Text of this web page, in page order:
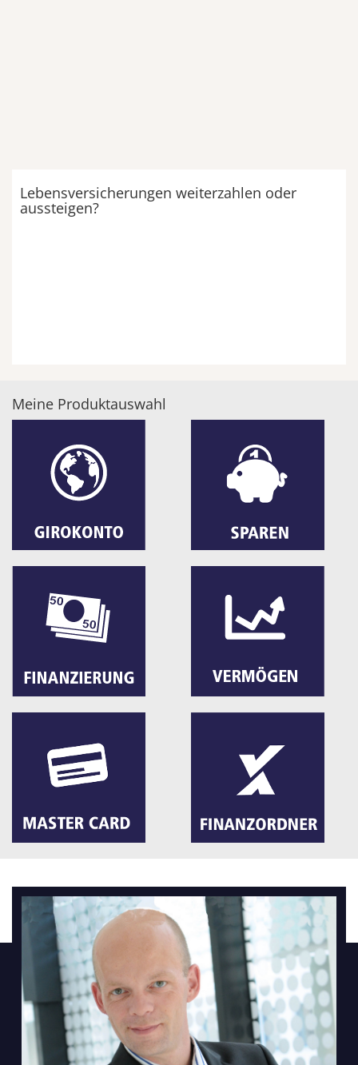
Lebensversicherungen weiterzahlen oder
aussteigen?
Meine Produktauswahl